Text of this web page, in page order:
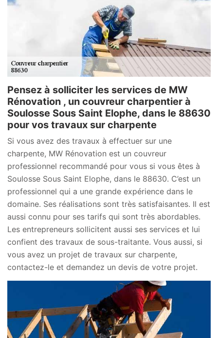
Pensez à solliciter les services de MW
Rénovation , un couvreur charpentier à
Soulosse Sous Saint Elophe, dans le 88630
pour vos travaux sur charpente
Si vous avez des travaux à effectuer sur une
charpente, MW Rénovation est un couvreur
professionnel recommandé pour vous si vous êtes à
Soulosse Sous Saint Elophe, dans le 88630. C’est un
professionnel qui a une grande expérience dans le
domaine. Ses réalisations sont très satisfaisantes. Il est
aussi connu pour ses tarifs qui sont très abordables.
Les entrepreneurs sollicitent aussi ses services et lui
confient des travaux de sous-traitante. Vous aussi, si
vous avez un projet de travaux sur charpente,
contactez-le et demandez un devis de votre projet.